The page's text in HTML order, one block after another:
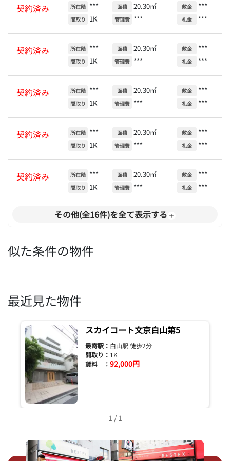
契約済み 所在階 ***
間取り 1K
面積 20.30㎡
管理費 ***
敷金 ***
礼金 ***
契約済み 所在階 ***
間取り 1K
面積 20.30㎡
管理費 ***
敷金 ***
礼金 ***
契約済み 所在階 ***
間取り 1K
面積 20.30㎡
管理費 ***
敷金 ***
礼金 ***
契約済み 所在階 ***
間取り 1K
面積 20.30㎡
管理費 ***
敷金 ***
礼金 ***
契約済み 所在階 ***
間取り 1K
面積 20.30㎡
管理費 ***
敷金 ***
礼金 ***
その他(全16件)を全て表示する
似た条件の物件
最近見た物件
スカイコート文京白山第5
最寄駅： 白山駅 徒歩2分
間取り： 1K
賃料 ： 92,000円
1 / 1